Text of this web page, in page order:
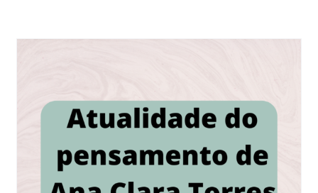
Eventos e Certificados
Comunicação